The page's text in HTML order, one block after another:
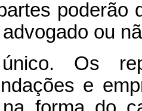
poderão
ou
Os
e